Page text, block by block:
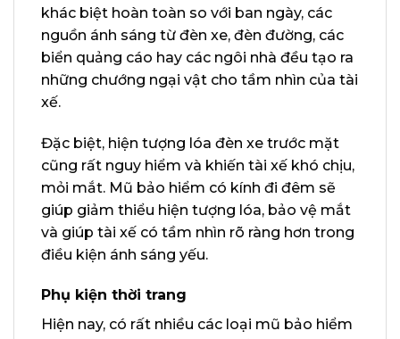
khác biệt hoàn toàn so với ban ngày, các
nguồn ánh sáng từ đèn xe, đèn đường, các
biển quảng cáo hay các ngôi nhà đều tạo ra
những chướng ngại vật cho tầm nhìn của tài
xế.
Đặc biệt, hiện tượng lóa đèn xe trước mặt
cũng rất nguy hiểm và khiến tài xế khó chịu,
mỏi mắt. Mũ bảo hiểm có kính đi đêm sẽ
giúp giảm thiểu hiện tượng lóa, bảo vệ mắt
và giúp tài xế có tầm nhìn rõ ràng hơn trong
điều kiện ánh sáng yếu.
Phụ kiện thời trang
Hiện nay, có rất nhiều các loại mũ bảo hiểm